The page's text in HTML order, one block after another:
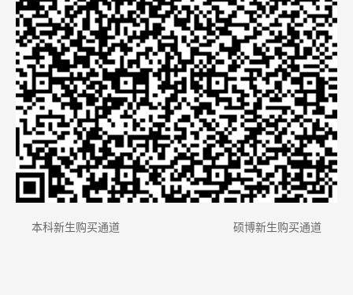
本科新生购买通道 硕博新生购买通道